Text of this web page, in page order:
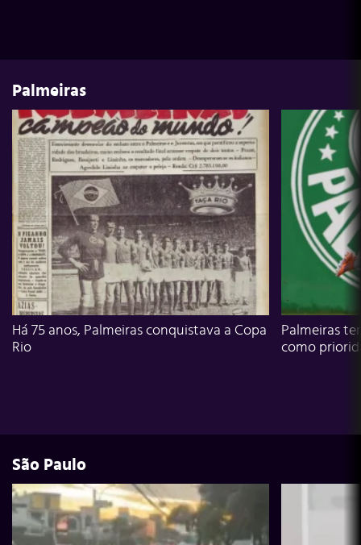
Palmeiras
Há 75 anos, Palmeiras conquistava a Copa
Rio
Palmeiras
como
São Paulo